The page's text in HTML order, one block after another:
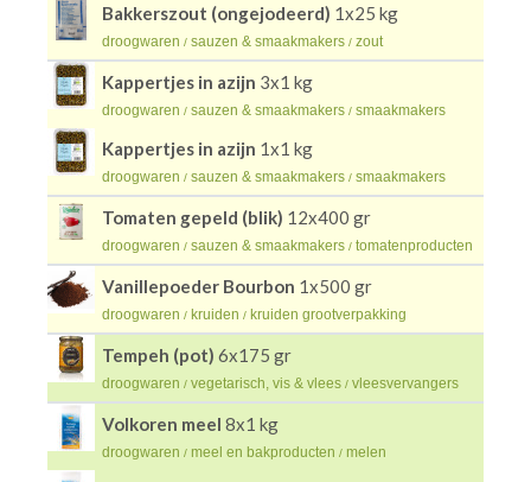
Bakkerszout (ongejodeerd) 1x25 kg
droogwaren / sauzen & smaakmakers / zout
Kappertjes in azijn 3x1 kg
droogwaren / sauzen & smaakmakers / smaakmakers
Kappertjes in azijn 1x1 kg
droogwaren / sauzen & smaakmakers / smaakmakers
Tomaten gepeld (blik) 12x400 gr
droogwaren / sauzen & smaakmakers / tomatenproducten
Vanillepoeder Bourbon 1x500 gr
droogwaren / kruiden / kruiden grootverpakking
Tempeh (pot) 6x175 gr
droogwaren / vegetarisch, vis & vlees / vleesvervangers
Volkoren meel 8x1 kg
droogwaren / meel en bakproducten / melen